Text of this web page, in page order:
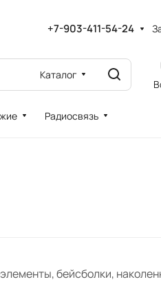
+7-903-411-54-24
Каталог
Радиосвязь
бейсболки,